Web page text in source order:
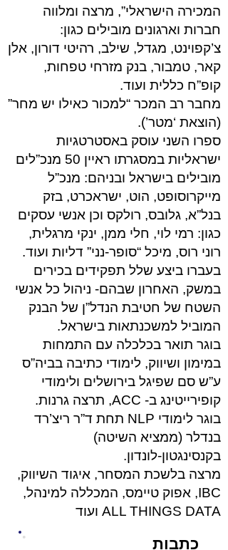
המכירה הישראלי”, מרצה ומלווה
חברות וארגונים מובילים כגון:
צ’קפוינט, מגדל, שילב, רהיטי דורון, אלן
קאר, טמבור, בנק מזרחי טפחות,
קופ”ח כללית ועוד.
מחבר רב המכר “למכור כאילו יש מחר”
(הוצאת ‘מטר’).
ספרו השני עוסק באסטרטגיות
ישראליות במסגרתו ראיין 50 מנכ”לים
מובילים בישראל ובניהם: מנכ”ל
מייקרוסופט, הוט, ישראכרט, בזק
בנל”א, גלובס, רולקס וכן אנשי עסקים
כגון: רמי לוי, חלי ממן, ינקי מרגלית,
רוני רוס, מיכל “סופר-נני” דליות ועוד.
בעברו ביצע שלל תפקידים בכירים
במשק, האחרון שבהם- ניהול כל אנשי
השטח של חטיבת הנדל”ן של הבנק
המוביל למשכנתאות בישראל.
בוגר תואר בכלכלה עם התמחות
במימון ושיווק, לימודי כתיבה בביה”ס
ע”ש סם שפיגל בירושלים ולימודי
קופירייטינג ב- ACC, תרצה גרנות.
בוגר לימודי NLP תחת ד”ר ריצ’רד
בנדלר (ממציא השיטה)
בקנסינגטון-לונדון.
מרצה בלשכת המסחר, איגוד השיווק,
IBC, אפוק טיימס, המכללה למינהל,
ALL THINGS DATA ועוד
כתבות